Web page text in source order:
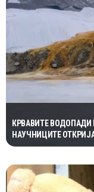
КРВАВИТЕ ВОДОПАДИ
НАУЧНИЦИТЕ
МИЛИОНИ ГОДИНИ